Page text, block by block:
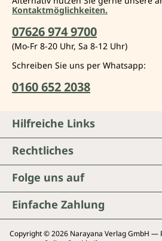
Kontaktmöglichkeiten.
07626 974 9700
(Mo-Fr 8-20 Uhr, Sa 8-12 Uhr)
Schreiben Sie uns per Whatsapp:
0160 652 2038
Folge uns auf
Einfache Zahlung
Hilfreiche Links
Rechtliches
Copyright © 2026 Narayana Verlag GmbH —